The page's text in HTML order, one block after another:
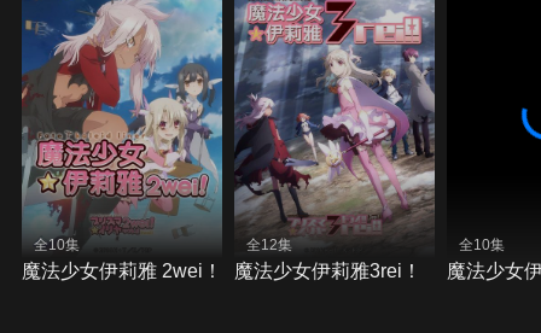
全10集
魔法少女伊莉雅 2wei！
全12集
魔法少女伊莉雅3rei！
全10集
魔法少女